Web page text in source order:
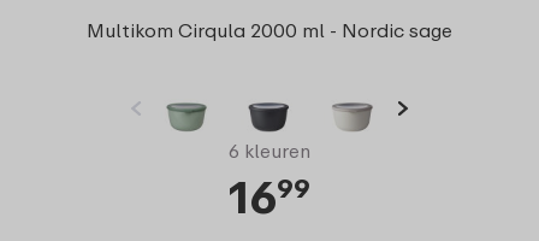
Multikom Cirqula 2000 ml - Nordic sage
6 kleuren
1699